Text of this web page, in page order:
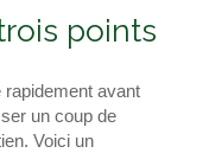
points
avant
un coup de
Voici un